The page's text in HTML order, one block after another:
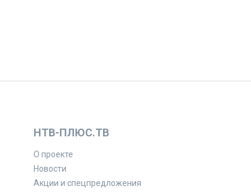
НТВ-ПЛЮС.ТВ
О проекте
Новости
Акции и спецпредложения